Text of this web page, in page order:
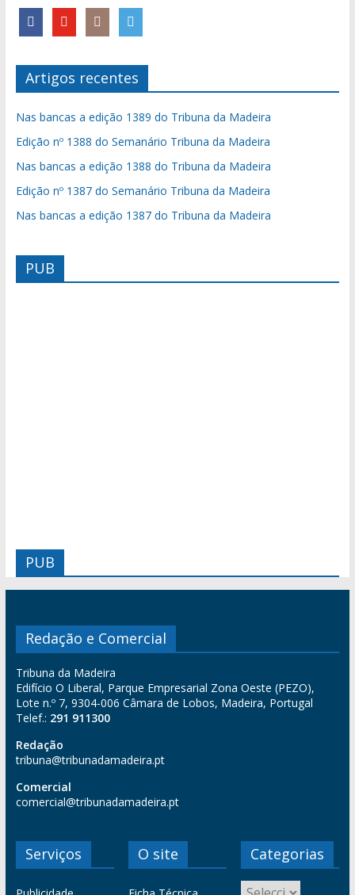
Artigos recentes
Nas bancas a edição 1389 do Tribuna da Madeira
Edição nº 1388 do Semanário Tribuna da Madeira
Nas bancas a edição 1388 do Tribuna da Madeira
Edição nº 1387 do Semanário Tribuna da Madeira
Nas bancas a edição 1387 do Tribuna da Madeira
PUB
PUB
Redação e Comercial
Tribuna da Madeira
Edifício O Liberal, Parque Empresarial Zona Oeste (PEZO),
Lote n.º 7, 9304-006 Câmara de Lobos, Madeira, Portugal
Telef.: 291 911300
Redação
tribuna@tribunadamadeira.pt
Comercial
comercial@tribunadamadeira.pt
Serviços O site Categorias